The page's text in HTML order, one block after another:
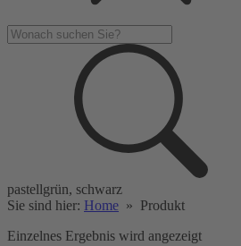
pastellgrün, schwarz
Sie sind hier: Home » Produkt
Einzelnes Ergebnis wird angezeigt